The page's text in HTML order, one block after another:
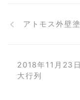
アトモス外壁
2018年11月23
大行列